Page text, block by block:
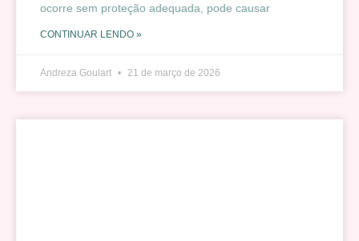
ocorre sem proteção adequada, pode causar
CONTINUAR LENDO »
Andreza Goulart 21 de março de 2026